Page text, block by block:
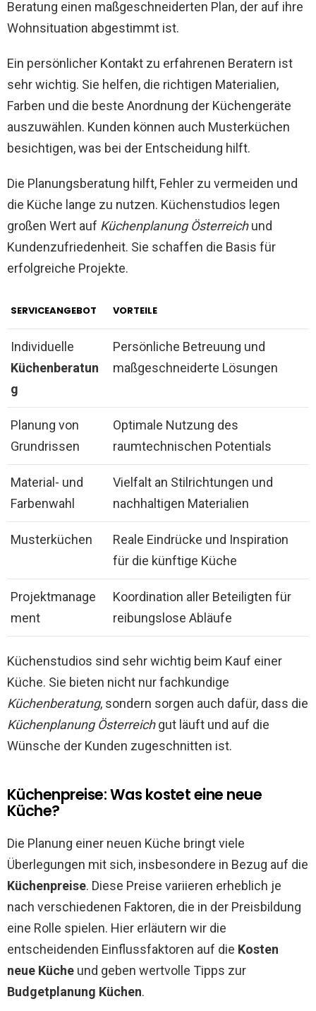
Beratung einen maßgeschneiderten Plan, der auf ihre
Wohnsituation abgestimmt ist.
Ein persönlicher Kontakt zu erfahrenen Beratern ist
sehr wichtig. Sie helfen, die richtigen Materialien,
Farben und die beste Anordnung der Küchengeräte
auszuwählen. Kunden können auch Musterküchen
besichtigen, was bei der Entscheidung hilft.
Die Planungsberatung hilft, Fehler zu vermeiden und
die Küche lange zu nutzen. Küchenstudios legen
großen Wert auf Küchenplanung Österreichund
Kundenzufriedenheit. Sie schaffen die Basis für
erfolgreiche Projekte.
SERVICEANGEBOT VORTEILE
Individuelle
Küchenberatun
g
Persönliche Betreuung und
maßgeschneiderte Lösungen
Planung von
Grundrissen
Optimale Nutzung des
raumtechnischen Potentials
Material- und
Farbenwahl
Vielfalt an Stilrichtungen und
nachhaltigen Materialien
Musterküchen
Reale Eindrücke und Inspiration
für die künftige Küche
Projektmanage
ment
Koordination aller Beteiligten für
reibungslose Abläufe
Küchenstudios sind sehr wichtig beim Kauf einer
Küche. Sie bieten nicht nur fachkundige
Küchenberatung, sondern sorgen auch dafür, dass die
Küchenplanung Österreichgut läuft und auf die
Wünsche der Kunden zugeschnitten ist.
Küchenpreise: Was kostet eine neue
Küche?
Die Planung einer neuen Küche bringt viele
Überlegungen mit sich, insbesondere in Bezug auf die
Küchenpreise. Diese Preise variieren erheblich je
nach verschiedenen Faktoren, die in der Preisbildung
eine Rolle spielen. Hier erläutern wir die
entscheidenden Einflussfaktoren auf die Kosten
neue Küche und geben wertvolle Tipps zur
Budgetplanung Küchen.